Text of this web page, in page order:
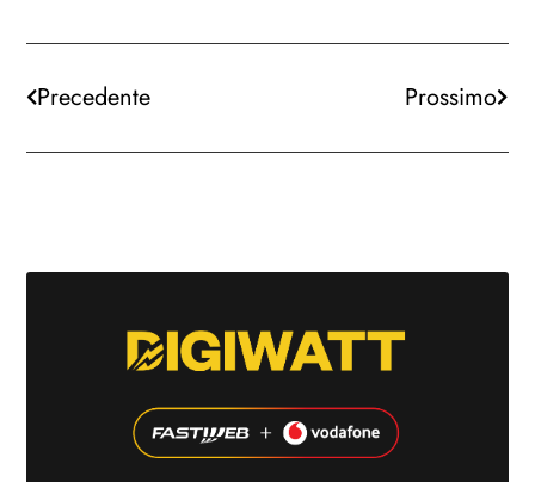
Precedente Prossimo